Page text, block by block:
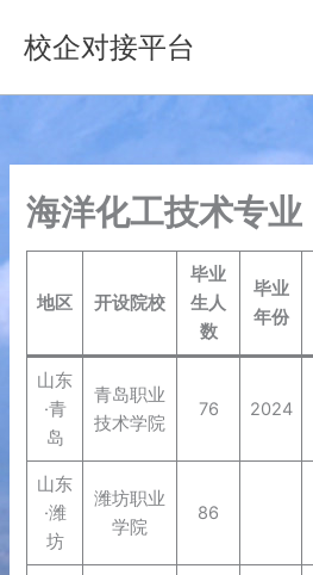
容
校企对接平台
海洋化工技术专业
地区 开设院校
毕业
生人
数
毕业
年份
山东
·青
岛
青岛职业
技术学院
76 2024
山东
·潍
坊
潍坊职业
学院
86